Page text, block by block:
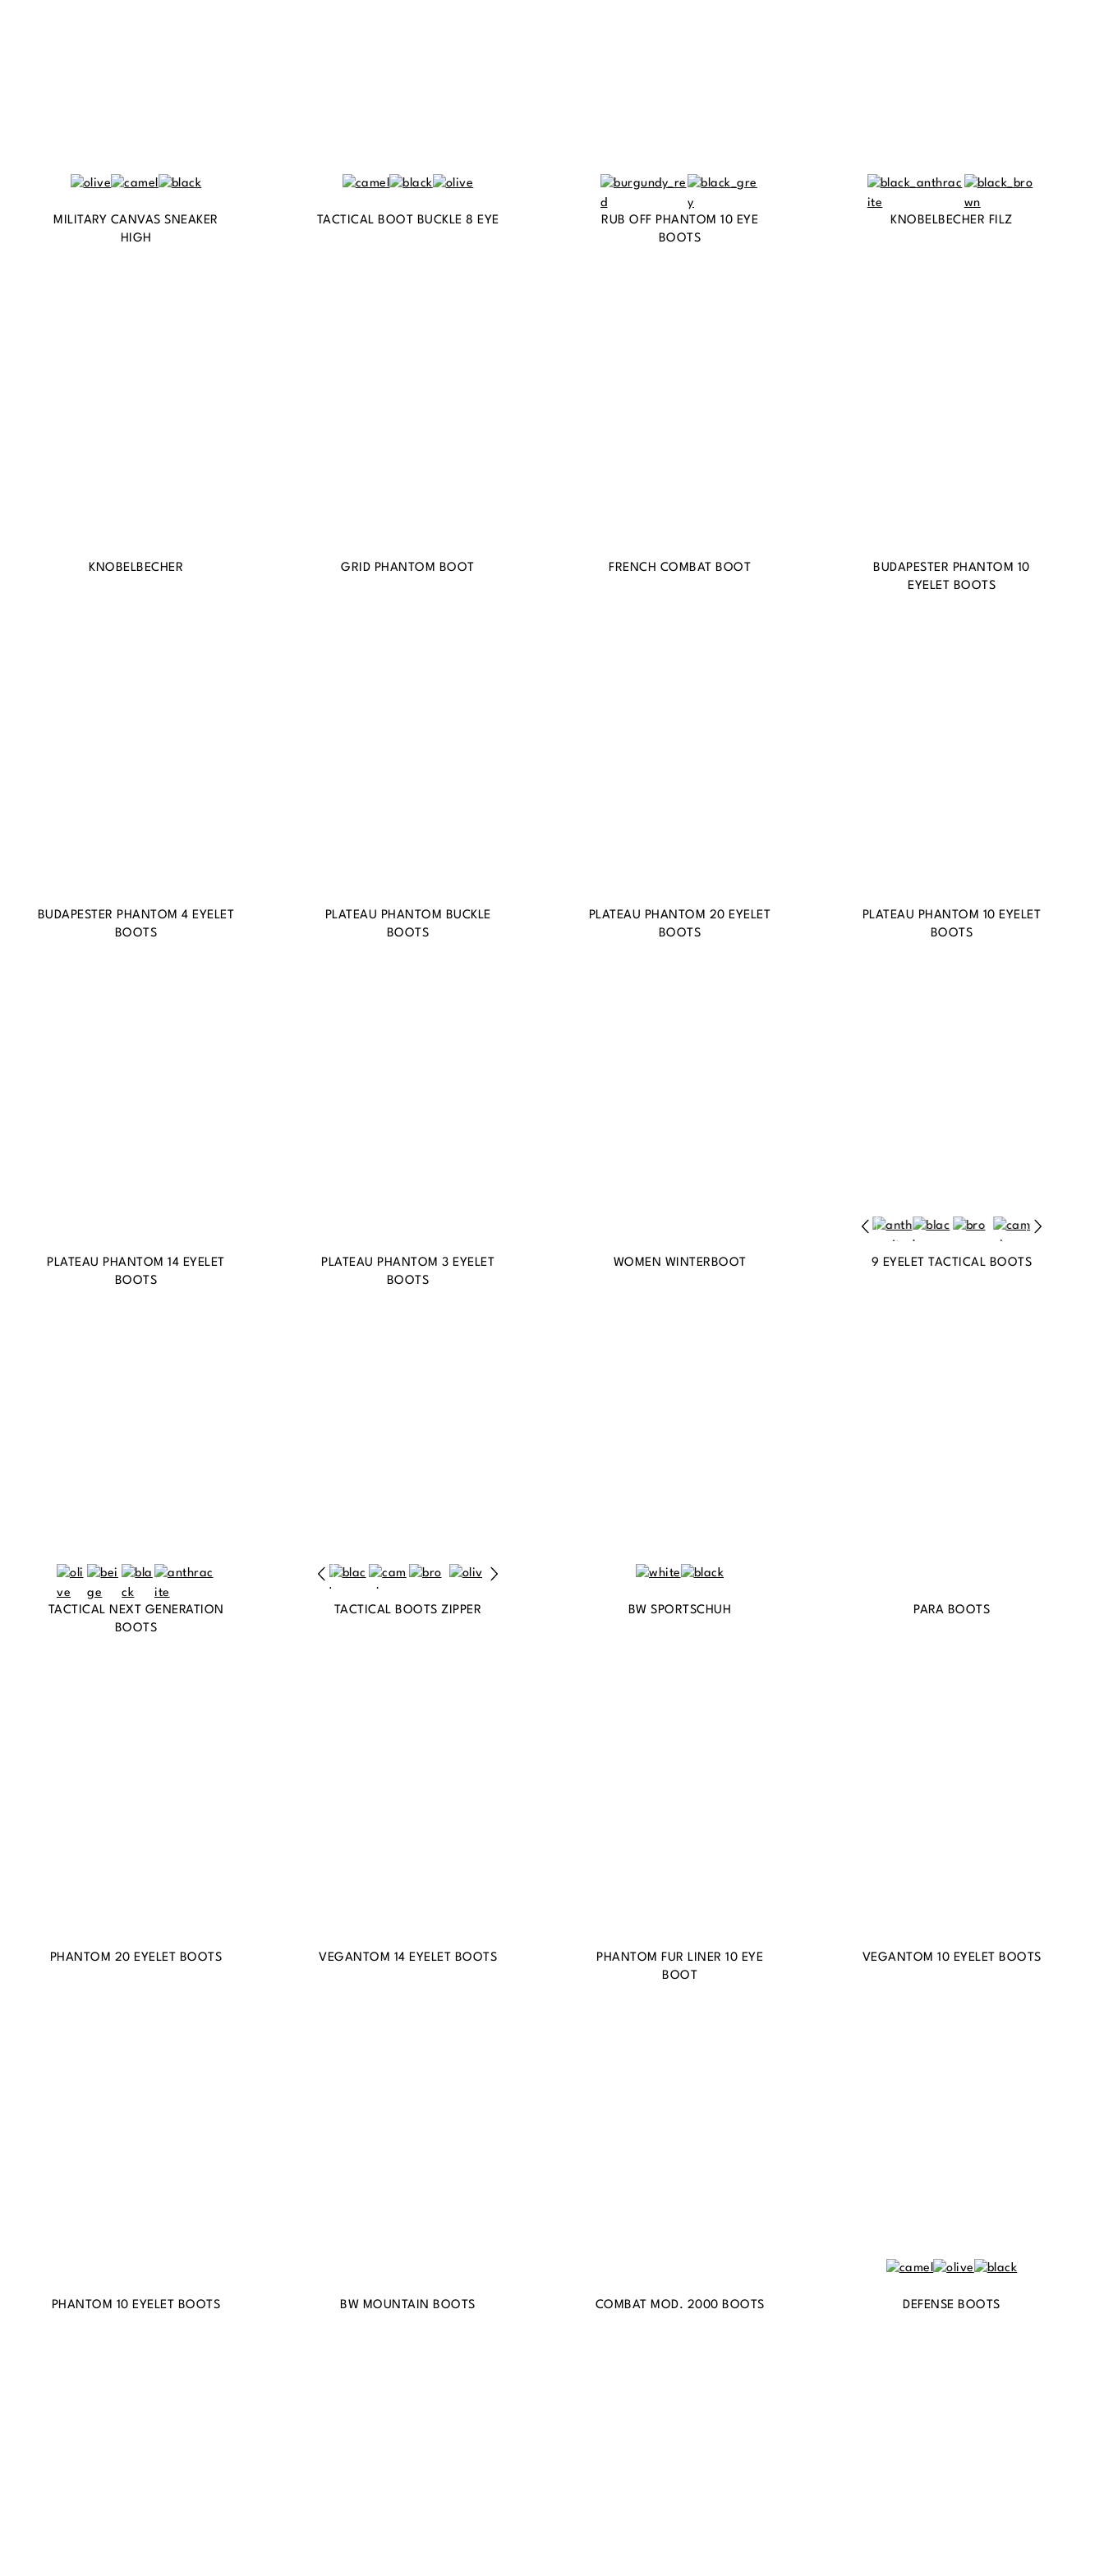
MILITARY CANVAS SNEAKER
HIGH
TACTICAL BOOT BUCKLE 8 EYE
RUB OFF PHANTOM 10 EYE
BOOTS
KNOBELBECHER FILZ
KNOBELBECHER GRID PHANTOM BOOT FRENCH COMBAT BOOT
BUDAPESTER PHANTOM 10
EYELET BOOTS
BUDAPESTER PHANTOM 4 EYELET
BOOTS
PLATEAU PHANTOM BUCKLE
BOOTS
PLATEAU PHANTOM 20 EYELET
BOOTS
PLATEAU PHANTOM 10 EYELET
BOOTS
PLATEAU PHANTOM 14 EYELET
BOOTS
PLATEAU PHANTOM 3 EYELET
BOOTS
WOMEN WINTERBOOT 9 EYELET TACTICAL BOOTS
TACTICAL NEXT GENERATION
BOOTS
TACTICAL BOOTS ZIPPER BW SPORTSCHUH PARA BOOTS
PHANTOM 20 EYELET BOOTS VEGANTOM 14 EYELET BOOTS
PHANTOM FUR LINER 10 EYE
BOOT
VEGANTOM 10 EYELET BOOTS
PHANTOM 10 EYELET BOOTS BW MOUNTAIN BOOTS COMBAT MOD. 2000 BOOTS DEFENSE BOOTS